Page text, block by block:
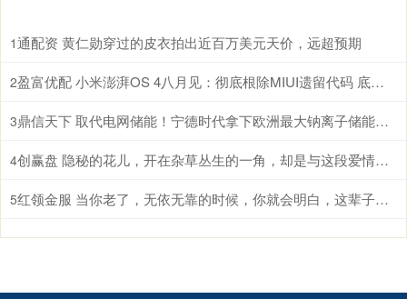
1通配资 黄仁勋穿过的皮衣拍出近百万美元天价，远超预期
2 盈富优配 小米澎湃OS 4八月见：彻底根除MIUI遗留代码 底层焕然一新
3 鼎信天下 取代电网储能！宁德时代拿下欧洲最大钠离子储能系统：使用寿命高达30年
4 创赢盘 隐秘的花儿，开在杂草丛生的一角，却是与这段爱情毫不相干的路人
5 红领金服 当你老了，无依无靠的时候，你就会明白，这辈子最亲的，除了父母儿女，伴侣和知己，还有自己身上的这4种能力